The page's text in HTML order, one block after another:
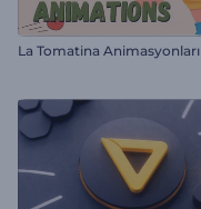
La Tomatina Animasyonları